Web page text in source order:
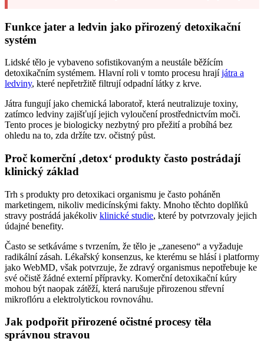
Funkce jater a ledvin jako přirozený detoxikační
systém
Lidské tělo je vybaveno sofistikovaným a neustále běžícím
detoxikačním systémem. Hlavní roli v tomto procesu hrajíjátra a
ledviny, které nepřetržitě filtrují odpadní látky z krve.
Játra fungují jako chemická laboratoř, která neutralizuje toxiny,
zatímco ledviny zajišťují jejich vyloučení prostřednictvím moči.
Tento proces je biologicky nezbytný pro přežití a probíhá bez
ohledu na to, zda držíte tzv. očistný půst.
Proč komerční ‚detox‘ produkty často postrádají
klinický základ
Trh s produkty pro detoxikaci organismu je často poháněn
marketingem, nikoliv medicínskými fakty. Mnoho těchto doplňků
stravy postrádá jakékoliv klinické studie, které by potvrzovaly jejich
údajné benefity.
Často se setkáváme s tvrzením, že tělo je „zaneseno“ a vyžaduje
radikální zásah. Lékařský konsenzus, ke kterému se hlásí i platformy
jako WebMD, však potvrzuje, že zdravý organismus nepotřebuje ke
své očistě žádné externí přípravky. Komerční detoxikační kúry
mohou být naopak zátěží, která narušuje přirozenou střevní
mikroflóru a elektrolytickou rovnováhu.
Jak podpořit přirozené očistné procesy těla
správnou stravou